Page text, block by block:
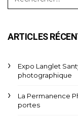
ARTICLES
Expo Langlet
photographique
La Permanence
portes